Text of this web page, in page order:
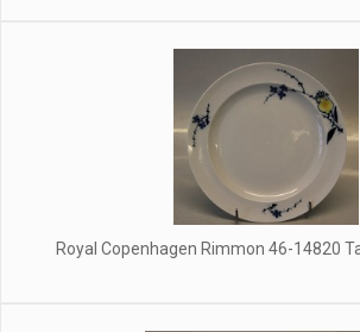
Royal Copenhagen Rimmon 46-14820